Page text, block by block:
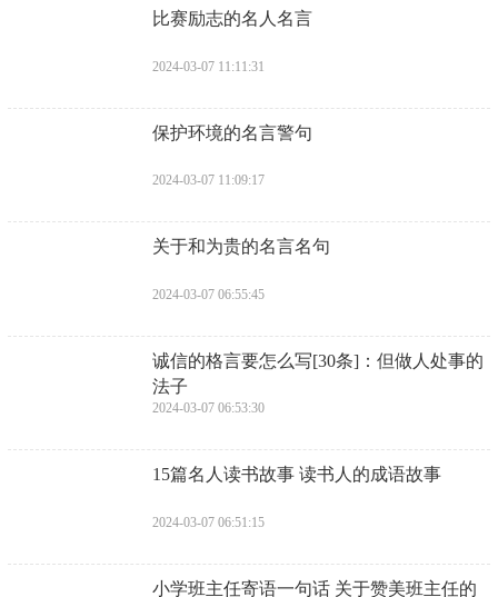
​比赛励志的名人名言
2024-03-07 11:11:31
​保护环境的名言警句
2024-03-07 11:09:17
​关于和为贵的名言名句
2024-03-07 06:55:45
​诚信的格言要怎么写[30条]：但做人处事的
法子
2024-03-07 06:53:30
​15篇名人读书故事 读书人的成语故事
2024-03-07 06:51:15
​小学班主任寄语一句话 关于赞美班主任的